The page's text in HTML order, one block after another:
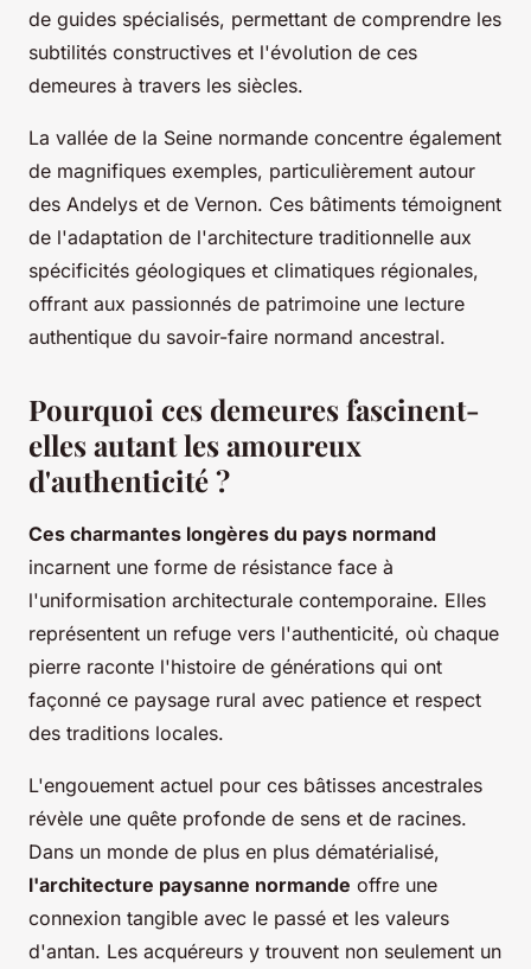
de guides spécialisés, permettant de comprendre les
subtilités constructives et l'évolution de ces
demeures à travers les siècles.
La vallée de la Seine normande concentre également
de magnifiques exemples, particulièrement autour
des Andelys et de Vernon. Ces bâtiments témoignent
de l'adaptation de l'architecture traditionnelle aux
spécificités géologiques et climatiques régionales,
offrant aux passionnés de patrimoine une lecture
authentique du savoir-faire normand ancestral.
Pourquoi ces demeures fascinent-
elles autant les amoureux
d'authenticité ?
Ces charmantes longères du pays normand
incarnent une forme de résistance face à
l'uniformisation architecturale contemporaine. Elles
représentent un refuge vers l'authenticité, où chaque
pierre raconte l'histoire de générations qui ont
façonné ce paysage rural avec patience et respect
des traditions locales.
L'engouement actuel pour ces bâtisses ancestrales
révèle une quête profonde de sens et de racines.
Dans un monde de plus en plus dématérialisé,
l'architecture paysanne normande offre une
connexion tangible avec le passé et les valeurs
d'antan. Les acquéreurs y trouvent non seulement un